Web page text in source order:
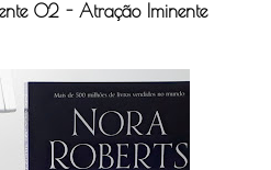
02 - Atração Iminente